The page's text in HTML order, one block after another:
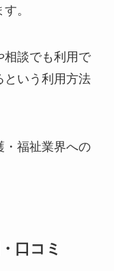
。
相談でも利用で
という利用方法
・福祉業界への
口コミ